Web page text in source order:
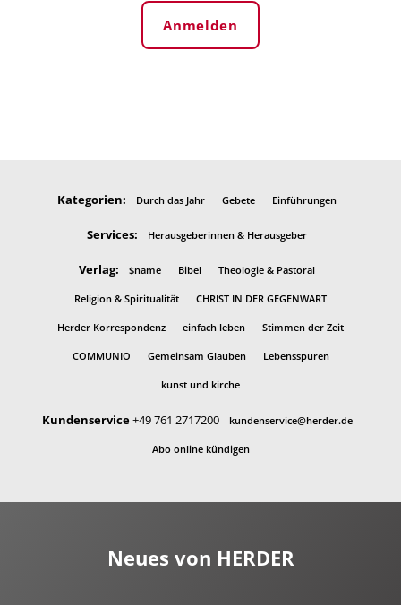
Anmelden
Kategorien: Durch das Jahr Gebete Einführungen
Services: Herausgeberinnen & Herausgeber
Verlag: $name Bibel Theologie & Pastoral
Religion & Spiritualität CHRIST IN DER GEGENWART
Herder Korrespondenz einfach leben Stimmen der Zeit
COMMUNIO Gemeinsam Glauben Lebensspuren
kunst und kirche
Kundenservice+49 761 2717200 kundenservice@herder.de
Abo online kündigen
Neues von HERDER